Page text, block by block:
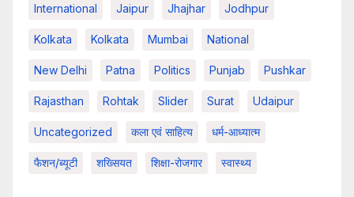
International Jaipur Jhajhar Jodhpur
Kolkata Kolkata Mumbai National
New Delhi Patna Politics Punjab Pushkar
Rajasthan Rohtak Slider Surat Udaipur
Uncategorized कला एवं साहित्य धर्म-आध्यात्म
फैशन/ब्यूटी शख्सियत शिक्षा-रोजगार स्वास्थ्य